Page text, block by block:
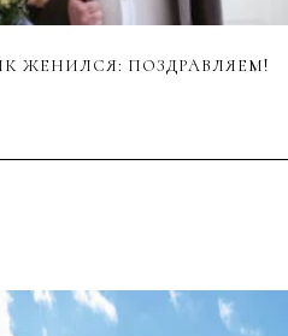
ЖЕНИЛСЯ: ПОЗДРАВЛЯЕМ!